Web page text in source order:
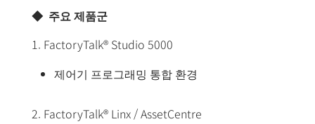
◆ 주요 제품군
1. FactoryTalk® Studio 5000
제어기 프로그래밍 통합 환경
2. FactoryTalk® Linx / AssetCentre